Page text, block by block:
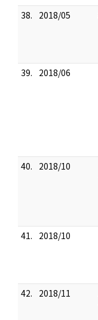
38.
2018/05
39.
2018/06
40.
2018/10
41.
2018/10
42.
2018/11